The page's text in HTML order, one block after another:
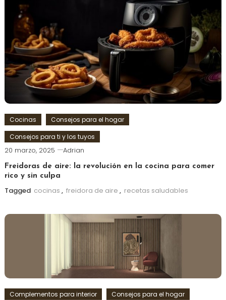
Cocinas
Consejos para el hogar
Consejos para ti y los tuyos
20 marzo, 2025 Adrian
Freidoras de aire: la revolución en la cocina para comer
rico y sin culpa
Tagged cocinas , freidora de aire , recetas saludables
Complementos para interior
Consejos para el hogar